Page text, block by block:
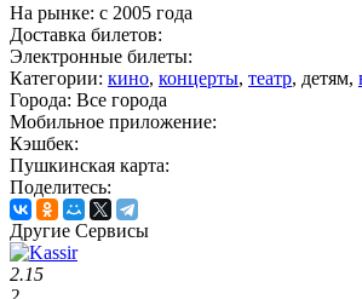
На рынке: c 2005 года
Доставка билетов:
Электронные билеты:
Категории: кино, концерты, театр, детям,
Города: Все города
Мобильное приложение:
Кэшбек:
Пушкинская карта:
Поделитесь:
Другие Сервисы
2.15